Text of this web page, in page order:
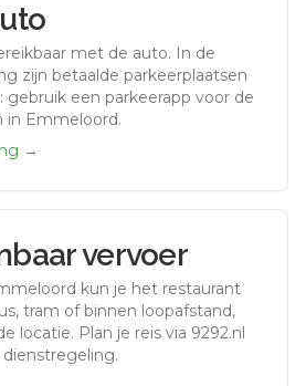
met de auto. In de
zijn betaalde parkeerplaatsen
gebruik een parkeerapp voor de
in Emmeloord.
→
vervoer
kun je het restaurant
tram of binnen loopafstand,
locatie. Plan je reis via 9292.nl